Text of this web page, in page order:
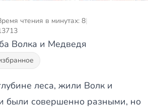
чтения в минутах: 8|
Волка и Медведя
леса, жили Волк и
были совершенно разными, но